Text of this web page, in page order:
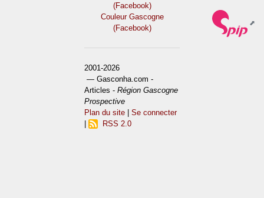
(Facebook)
Couleur Gascogne
(Facebook)
2001-2026
— Gasconha.com -
Articles -Région Gascogne
Prospective
Plan du site |Se connecter
RSS 2.0